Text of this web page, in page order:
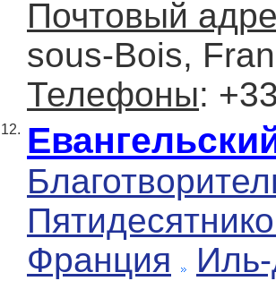
Почтовый
sous-Bois,
Телефоны:
12.
Франция